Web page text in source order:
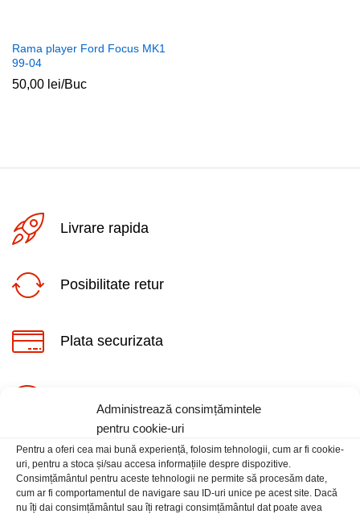
Administrează consimțămintele
pentru cookie-uri
Pentru a oferi cea mai bună experiență, folosim tehnologii, cum ar fi cookie-
uri, pentru a stoca și/sau accesa informațiile despre dispozitive.
Consimțământul pentru aceste tehnologii ne permite să procesăm date,
cum ar fi comportamentul de navigare sau ID-uri unice pe acest site. Dacă
nu îți dai consimțământul sau îți retragi consimțământul dat poate avea
Rama player Ford Focus MK1
99-04
50,00 lei/Buc
Livrare rapida
Posibilitate retur
Plata securizata